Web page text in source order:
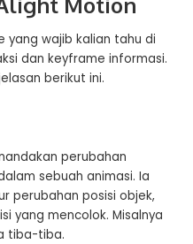
yang wajib kalian tahu di
dan keyframe informasi.
berikut ini.
perubahan
sebuah animasi. Ia
perubahan posisi objek,
yang mencolok. Misalnya
tiba-tiba.